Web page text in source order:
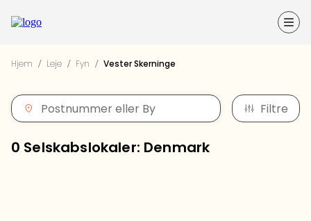
Forside
Guides til din fest
Hjem / Leje / Fyn / Vester Skerninge
Filtre
0 Selskabslokaler: Denmark